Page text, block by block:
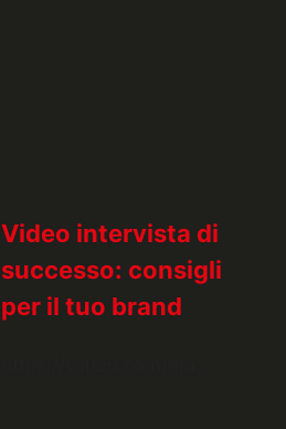
Video intervista di
successo: consigli
per il tuo brand